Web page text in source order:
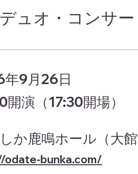
ュオ・コンサー
9月26日
開演（17:30開場）
か鹿鳴ホール（大
bunka.com/